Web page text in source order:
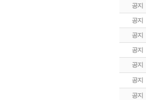
공지
공지
공지
공지
공지
공지
공지